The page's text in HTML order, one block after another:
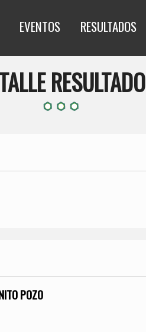
EVENTOS RESULTADOS
RESULTADO
POZO